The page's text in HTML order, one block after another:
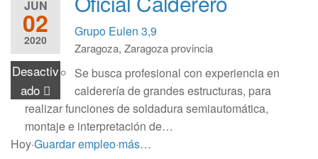
JUN
02
2020
Desactiv
ado
Grupo Eulen 3,9
Zaragoza, Zaragoza provincia
Se busca profesional con experiencia en
calderería de grandes estructuras, para
realizar funciones de soldadura semiautomática,
montaje e interpretación de…
Hoy·Guardar empleo·más…